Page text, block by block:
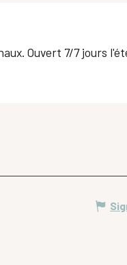
Ouvert 7/7 jours